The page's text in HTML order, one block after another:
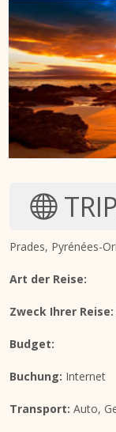
Prades, Pyrénées-
Art der Reise:
Zweck Ihrer Reise:
Budget:
Buchung: Internet
Transport: Auto,